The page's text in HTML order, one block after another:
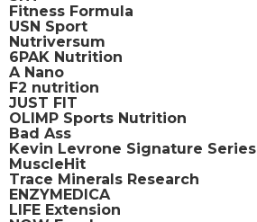
Fitness Formula
USN Sport
Nutriversum
6PAK Nutrition
A Nano
F2 nutrition
JUST FIT
OLIMP Sports Nutrition
Bad Ass
Kevin Levrone Signature Series
MuscleHit
Trace Minerals Research
ENZYMEDICA
LIFE Extension